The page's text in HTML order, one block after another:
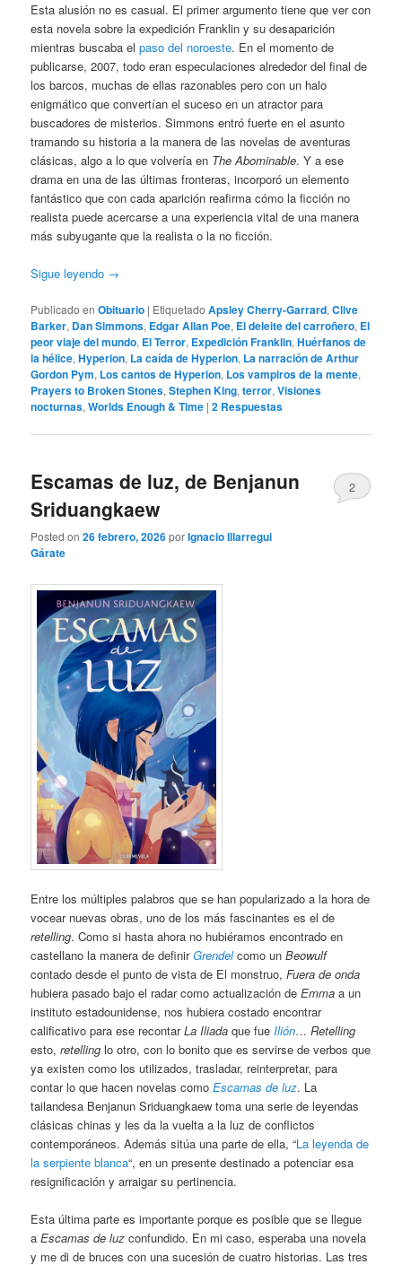
Esta alusión no es casual. El primer argumento tiene que ver con
esta novela sobre la expedición Franklin y su desaparición
mientras buscaba elpaso del noroeste. En el momento de
publicarse, 2007, todo eran especulaciones alrededor del final de
los barcos, muchas de ellas razonables pero con un halo
enigmático que convertían el suceso en un atractor para
buscadores de misterios. Simmons entró fuerte en el asunto
tramando su historia a la manera de las novelas de aventuras
clásicas, algo a lo que volvería en The Abominable. Y a ese
drama en una de las últimas fronteras, incorporó un elemento
fantástico que con cada aparición reafirma cómo la ficción no
realista puede acercarse a una experiencia vital de una manera
más subyugante que la realista o la no ficción.
Sigue leyendo →
Publicado en Obituario | Etiquetado Apsley Cherry-Garrard,Clive
Barker, Dan Simmons, Edgar Allan Poe, El deleite del carroñero, El
peor viaje del mundo, El Terror, Expedición Franklin,Huérfanos de
la hélice,Hyperion, La caída de Hyperion, La narración de Arthur
Gordon Pym, Los cantos de Hyperion, Los vampiros de la mente,
Prayers to Broken Stones,Stephen King,terror,Visiones
nocturnas,Worlds Enough & Time |2 Respuestas
Escamas de luz, de Benjanun
Sriduangkaew
Posted on26 febrero, 2026porIgnacio Illarregui
Gárate
2
Entre los múltiples palabros que se han popularizado a la hora de
vocear nuevas obras, uno de los más fascinantes es el de
retelling. Como si hasta ahora no hubiéramos encontrado en
castellano la manera de definirGrendelcomo unBeowulf
contado desde el punto de vista de El monstruo,Fuera de onda
hubiera pasado bajo el radar como actualización deEmma a un
instituto estadounidense, nos hubiera costado encontrar
calificativo para ese recontarLa Iliada que fueIlión…Retelling
esto,retelling lo otro, con lo bonito que es servirse de verbos que
ya existen como los utilizados, trasladar, reinterpretar, para
contar lo que hacen novelas comoEscamas de luz. La
tailandesa Benjanun Sriduangkaew toma una serie de leyendas
clásicas chinas y les da la vuelta a la luz de conflictos
contemporáneos. Además sitúa una parte de ella, “La leyenda de
la serpiente blanca“, en un presente destinado a potenciar esa
resignificación y arraigar su pertinencia.
Esta última parte es importante porque es posible que se llegue
aEscamas de luz confundido. En mi caso, esperaba una novela
y me di de bruces con una sucesión de cuatro historias. Las tres